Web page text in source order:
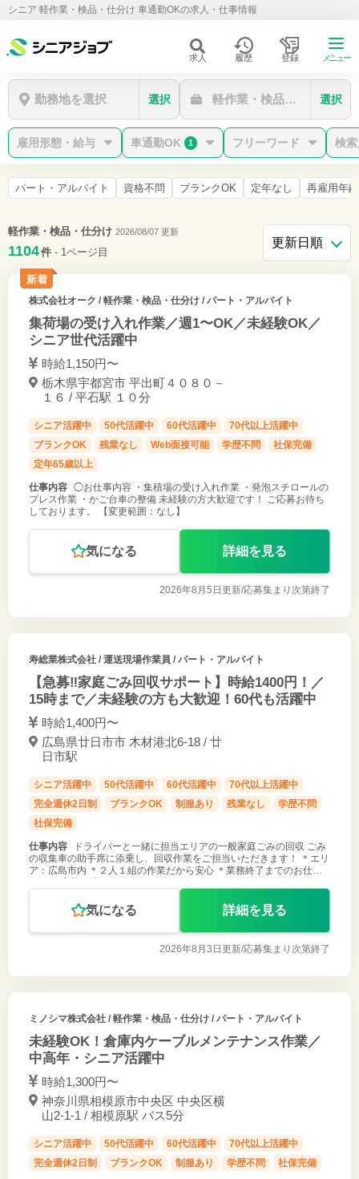
シニア 軽作業・検品・仕分け 車通勤OKの求人・仕事情報
求人 履歴 登録 メニュー
勤務地を選択 選択 軽作業・検品・仕分け
選択
雇用形態・給与 車通勤OK 1 フリーワード 検
パート・アルバイト 資格不問 ブランクOK 定年なし 再雇用年
軽作業・検品・仕分け 2026/08/07 更新
1104件 - 1ページ目
新着
株式会社オーク / 軽作業・検品・仕分け / パート・アルバイト
集荷場の受け入れ作業／週1〜OK／未経験OK／
シニア世代活躍中
時給1,150円〜
栃木県宇都宮市 平出町４０８０－
１６ / 平石駅 １０分
シニア活躍中 50代活躍中 60代活躍中
70代以上活躍中
ブランクOK
残業なし Web面接可能 学歴不問
社保完備
定年65歳以上
仕事内容 ◯お仕事内容 ・集積場の受け入れ作業 ・発泡スチロールの
プレス作業 ・かご台車の整備 未経験の方大歓迎です！ ご応募お待ち
しております。 【変更範囲：なし】
気になる 詳細を見る
2026年8月5日更新/応募集まり次第終了
寿総業株式会社/ 運送現場作業員 / パート・アルバイト
【急募‼家庭ごみ回収サポート】時給1400円！／
15時まで／未経験の方も大歓迎！60代も活躍中
時給1,400円〜
広島県廿日市市 木材港北6-18 / 廿
日市駅
シニア活躍中 50代活躍中 60代活躍中
70代以上活躍中
完全週休2日制
ブランクOK 制服あり 残業なし
学歴不問
社保完備
仕事内容
ドライバーと一緒に担当エリアの一般家庭ごみの回収 ごみ
の収集車の助手席に添乗し、回収作業をご担当いただきます！ ＊エリ
ア：広島市内 ＊２人１組の作業だから安心 ＊業務終了までのお仕事
です ご応募お待ちしております！
気になる 詳細を見る
2026年8月3日更新/応募集まり次第終了
ミノシマ株式会社/ 軽作業・検品・仕分け / パート・アルバイト
未経験OK！倉庫内ケーブルメンテナンス作業／
中高年・シニア活躍中
時給1,300円〜
神奈川県相模原市中央区 中央区横
山2-1-1 / 相模原駅 バス5分
シニア活躍中 50代活躍中 60代活躍中
70代以上活躍中
完全週休2日制
ブランクOK 制服あり 学歴不問 社保完備